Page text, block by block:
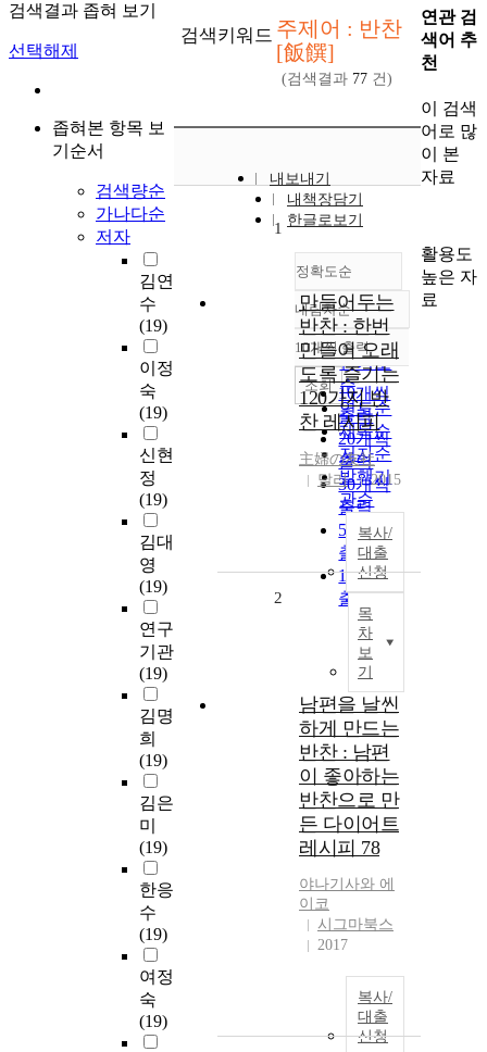
검색결과 좁혀 보기
선택해제
좁혀본 항목 보
기순서
검색량순
가나다순
저자
김연
수
(19)
이정
숙
(19)
신현
정
(19)
김대
영
(19)
연구
기관
(19)
김명
희
(19)
김은
미
(19)
한응
수
(19)
여정
숙
(19)
검색키워드 주제어 : 반찬
[飯饌]
(검색결과 77 건)
내보내기
내책장담기
한글로보기
정확도순
정확도
순
인기도
순
연도순
제목순
저자순
발행기
관순
내림차순
내림차순
10개씩 출력
10개씩
출력
20개씩
출력
30개씩
출력
50개씩
출력
100개씩
출력
조회
1
만들어두는
반찬 : 한번
만들어 오래
도록 즐기는
120가지 반
찬 레시피
主婦の友社
달리
2015
복사/
대출
신청
목
차
보
기
2
남편을 날씬
하게 만드는
반찬 : 남편
이 좋아하는
반찬으로 만
든 다이어트
레시피 78
야나기사와 에
이코
시그마북스
2017
복사/
대출
신청
연관 검
색어 추
천
이 검색
어로 많
이 본
자료
활용도
높은 자
료